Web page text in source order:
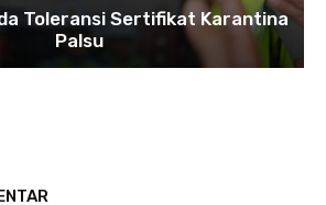
Toleransi Sertifikat Karantina
Palsu